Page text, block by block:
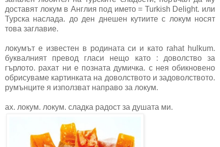
доставят локум в Англия под името = Turkish Delight. или
Турска наслада. до ден днешен кутиите с локум носят
това заглавие.
локумът е известен в родината си и като rahat hulkum.
буквалният превод гласи нещо като : доволство за
гърлото. рахат ни е позната думичка. с нея обикновено
обрисуваме картинката на доволството и задоволството.
румънците я използват направо за локум.
ах. локум. локум. сладка радост за душата ми.